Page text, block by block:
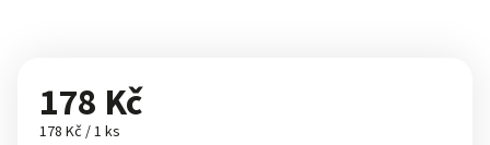
178 Kč
178 Kč / 1 ks